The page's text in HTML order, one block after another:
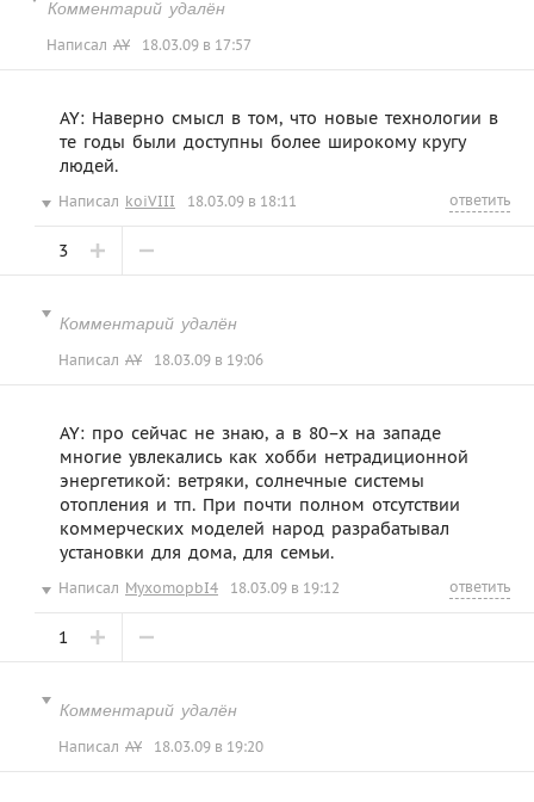
Комментарий удалён
Написал AY 18.03.09 в 17:57
AY: Наверно смысл в том, что новые технологии в
те годы были доступны более широкому кругу
людей.
Написал koiVIII 18.03.09 в 18:11 ответить
3
Комментарий удалён
Написал AY 18.03.09 в 19:06
AY: про сейчас не знаю, а в 80–х на западе
многие увлекались как хобби нетрадиционной
энергетикой: ветряки, солнечные системы
отопления и тп. При почти полном отсутствии
коммерческих моделей народ разрабатывал
установки для дома, для семьи.
Написал MyxomopbI4 18.03.09 в 19:12 ответить
1
Комментарий удалён
Написал AY 18.03.09 в 19:20